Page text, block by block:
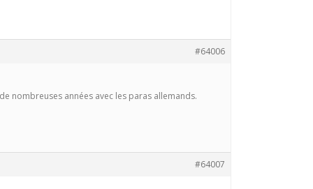
#64006
nombreuses années avec les paras allemands.
#64007